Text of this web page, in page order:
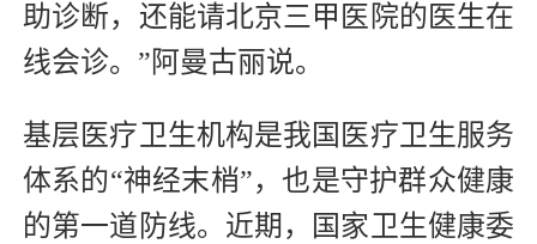
助诊断，还能请北京三甲医院的医生在
线会诊。”阿曼古丽说。
基层医疗卫生机构是我国医疗卫生服务
体系的“神经末梢”，也是守护群众健康
的第一道防线。近期，国家卫生健康委